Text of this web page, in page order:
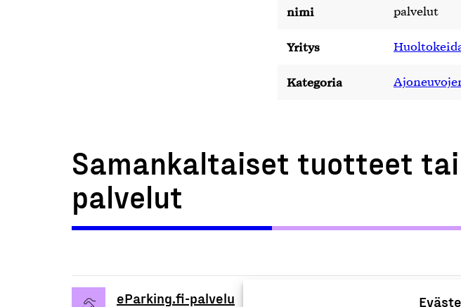
nimi
palvelut
Yritys
Kategoria
Samankaltaiset tuotteet tai
palvelut
eParking.fi-palvelu